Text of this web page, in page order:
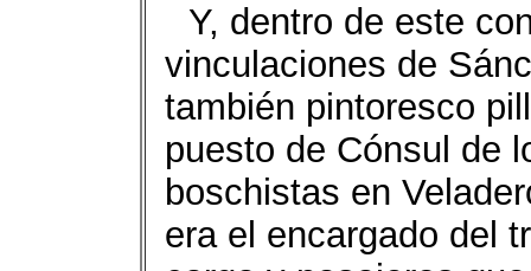
Y, dentro de este
vinculaciones de
también pintoresco
puesto de Cónsul de
boschistas en
era el encargado del